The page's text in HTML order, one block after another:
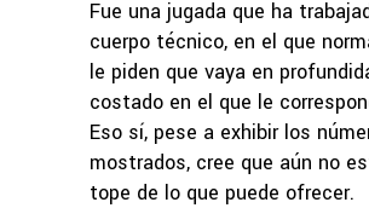
Fue una jugada que ha
cuerpo técnico, en el que
le piden que vaya en
costado en el que le
Eso sí, pese a exhibir los
mostrados, cree que aún no
tope de lo que puede ofrecer.